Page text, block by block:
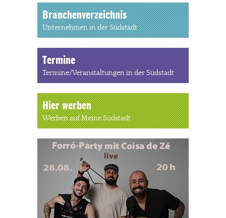
Branchenverzeichnis
Unternehmen in der Südstadt
Termine
Termine/Veranstaltungen in der Südstadt
Hier werben
Werben auf Meine Südstadt